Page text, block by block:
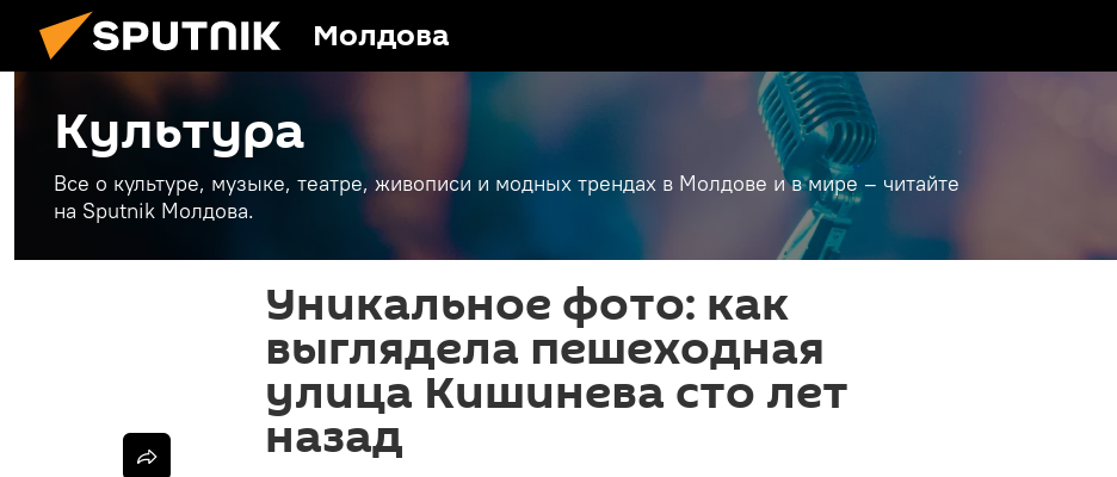
Молдова
Культура
Все о культуре, музыке, театре, живописи и модных трендах в Молдове и в мире – читайте
на Sputnik Молдова.
Уникальное фото: как
выглядела пешеходная
улица Кишинева сто лет
назад